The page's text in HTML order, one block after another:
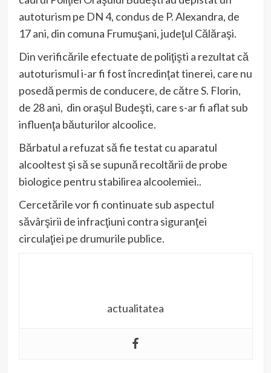
autoturism pe DN 4, condus de P. Alexandra, de
17 ani, din comuna Frumuşani, judeţul Călăraşi.
Din verificările efectuate de poliţişti a rezultat că
autoturismul i-ar fi fost încredinţat tinerei, care nu
posedă permis de conducere, de către S. Florin,
de 28 ani, din oraşul Budeşti, care s-ar fi aflat sub
influenţa băuturilor alcoolice.
Bărbatul a refuzat să fie testat cu aparatul
alcooltest şi să se supună recoltării de probe
biologice pentru stabilirea alcoolemiei..
Cercetările vor fi continuate sub aspectul
săvârşirii de infracţiuni contra siguranţei
circulaţiei pe drumurile publice.
actualitatea